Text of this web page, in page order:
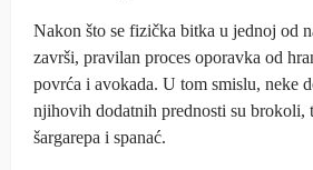
Nakon što se fizička bitka u jednoj od
završi, pravilan proces oporavka od
povrća i avokada. U tom smislu, neke
njihovih dodatnih prednosti su brokoli,
šargarepa i spanać.